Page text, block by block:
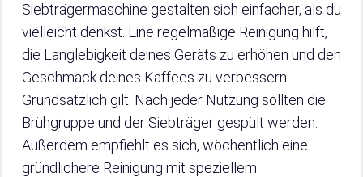
Siebträgermaschine gestalten sich einfacher, als du
vielleicht denkst. Eine regelmäßige Reinigung hilft,
die Langlebigkeit deines Geräts zu erhöhen und den
Geschmack deines Kaffees zu verbessern.
Grundsätzlich gilt: Nach jeder Nutzung sollten die
Brühgruppe und der Siebträger gespült werden.
Außerdem empfiehlt es sich, wöchentlich eine
gründlichere Reinigung mit speziellem